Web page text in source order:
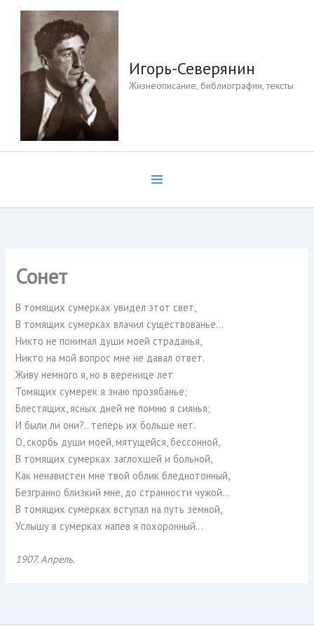
Перейти
содержимому
Игорь-Северянин
Жизнеописание, библиографии, тексты
Сонет
В томящих сумерках увидел этот свет,
В томящих сумерках влачил существованье…
Никто не понимал души моей страданья,
Никто на мой вопрос мне не давал ответ.
Живу немного я, но в веренице лет
Томящих сумерек я знаю прозябанье;
Блестящих, ясных дней не помню я сиянья;
И были ли они?.. теперь их больше нет.
О, скорбь души моей, мятущейся, бессонной,
В томящих сумерках заглохшей и больной,
Как ненавистен мне твой облик бледнотонный,
Безгранно близкий мне, до странности чужой…
В томящих сумерках вступал на путь земной,
Услышу в сумерках напев я похоронный…
1907. Апрель.